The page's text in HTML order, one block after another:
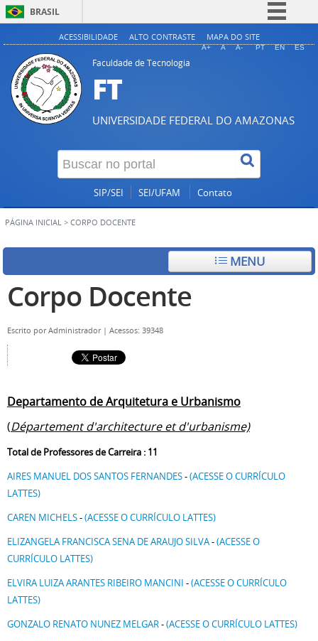
BRASIL
Simplifique!
Legislação
Canais
ACESSIBILIDADE ALTO CONTRASTE MAPA DO SITE
A+ A A- PT EN ES
Faculdade de Tecnologia
FT
UNIVERSIDADE FEDERAL DO AMAZONAS
SIP/SEI SEI/UFAM Contato
PÁGINA INICIAL > CORPO DOCENTE
MENU
Corpo Docente
Escrito porAdministrador | Acessos: 39348
Departamento de Arquitetura e Urbanismo
(Département d'architecture et d'urbanisme)
Total de Professores de Carreira : 11
AIRES MANUEL DOS SANTOS FERNANDES-(ACESSE O CURRÍCULO
LATTES)
CAREN MICHELS-(ACESSE O CURRÍCULO LATTES)
ELIZANGELA FRANCISCA SENA DE ARAUJO SILVA-(ACESSE O
CURRÍCULO LATTES)
ELVIRA LUIZA ARANTES RIBEIRO MANCINI -(ACESSE O CURRÍCULO
LATTES)
GONZALO RENATO NUNEZ MELGAR-(ACESSE O CURRÍCULO LATTES)